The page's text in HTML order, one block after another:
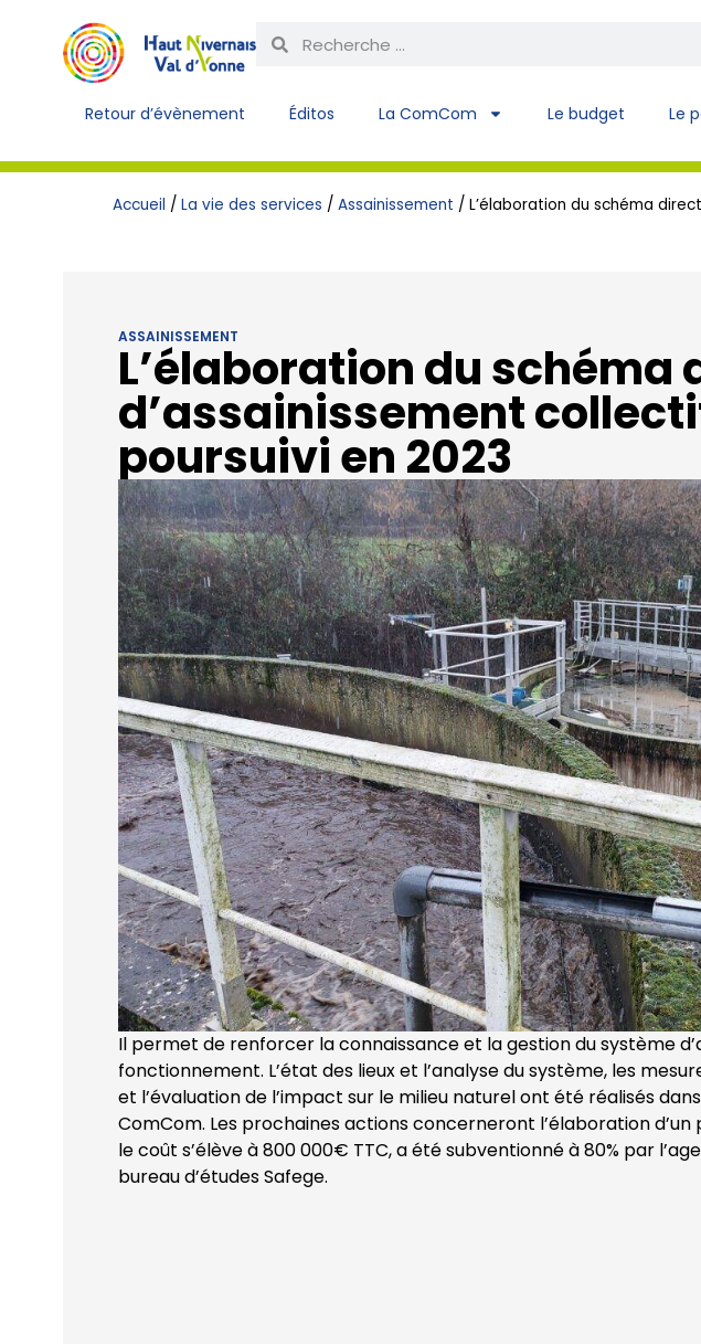
Retour d’évènement Éditos La ComCom Le budget Le
Accueil / La vie des services / Assainissement / L’élaboration du schéma
ASSAINISSEMENT
L’élaboration du schéma
d’assainissement
poursuivi en 2023
Il permet de renforcer la connaissance et la gestion du système
fonctionnement. L’état des lieux et l’analyse du système, les
et l’évaluation de l’impact sur le milieu naturel ont été réalisés
ComCom. Les prochaines actions concerneront l’élaboration
le coût s’élève à 800 000€ TTC, a été subventionné à 80% par
bureau d’études Safege.